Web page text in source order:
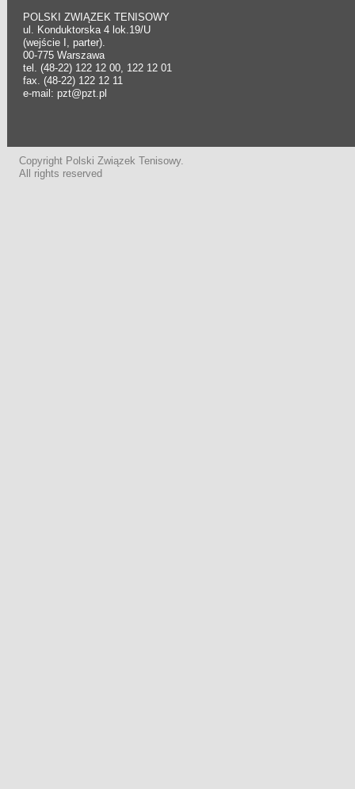
POLSKI ZWIĄZEK TENISOWY
ul. Konduktorska 4 lok.19/U
(wejście I, parter).
00-775 Warszawa
tel. (48-22) 122 12 00, 122 12 01
fax. (48-22) 122 12 11
e-mail: pzt@pzt.pl
Copyright Polski Związek Tenisowy.
All rights reserved